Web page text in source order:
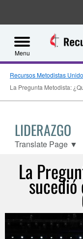
Menu
Recursos Metodistas
La Pregunta Metodista:
LIDERAZGO
Translate Page ▼
La